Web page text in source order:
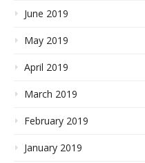
June 2019
May 2019
April 2019
March 2019
February 2019
January 2019